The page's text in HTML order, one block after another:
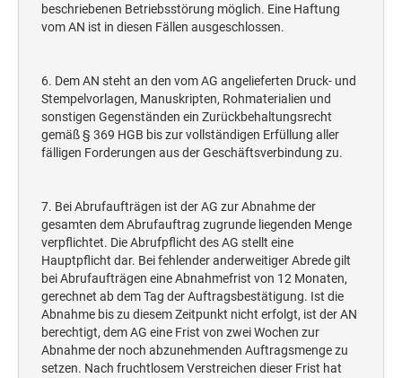
beschriebenen Betriebsstörung möglich. Eine Haftung
vom AN ist in diesen Fällen ausgeschlossen.
6. Dem AN steht an den vom AG angelieferten Druck- und
Stempelvorlagen, Manuskripten, Rohmaterialien und
sonstigen Gegenständen ein Zurückbehaltungsrecht
gemäß § 369 HGB bis zur vollständigen Erfüllung aller
fälligen Forderungen aus der Geschäftsverbindung zu.
7. Bei Abrufaufträgen ist der AG zur Abnahme der
gesamten dem Abrufauftrag zugrunde liegenden Menge
verpflichtet. Die Abrufpflicht des AG stellt eine
Hauptpflicht dar. Bei fehlender anderweitiger Abrede gilt
bei Abrufaufträgen eine Abnahmefrist von 12 Monaten,
gerechnet ab dem Tag der Auftragsbestätigung. Ist die
Abnahme bis zu diesem Zeitpunkt nicht erfolgt, ist der AN
berechtigt, dem AG eine Frist von zwei Wochen zur
Abnahme der noch abzunehmenden Auftragsmenge zu
setzen. Nach fruchtlosem Verstreichen dieser Frist hat